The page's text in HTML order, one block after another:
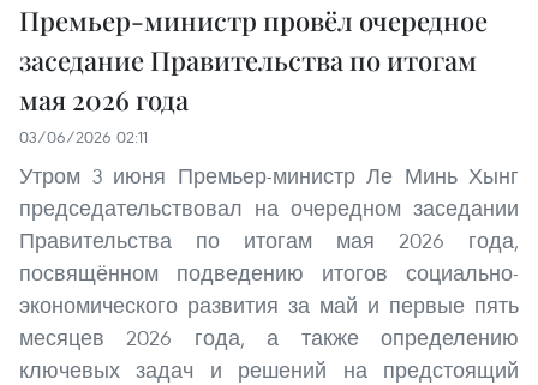
Премьер-министр провёл очередное
заседание Правительства по итогам
мая 2026 года
03/06/2026 02:11
Утром 3 июня Премьер-министр Ле Минь Хынг
председательствовал на очередном заседании
Правительства по итогам мая 2026 года,
посвящённом подведению итогов социально-
экономического развития за май и первые пять
месяцев 2026 года, а также определению
ключевых задач и решений на предстоящий